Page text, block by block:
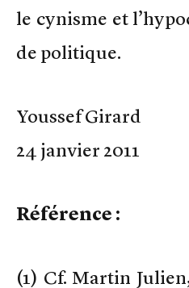
le cynisme et
de politique.
Youssef Girard
24 janvier 2011
Référence :
(1) Cf. Martin